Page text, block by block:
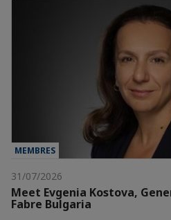
MEMBRES
31/07/2026
Meet Evgenia Kostova,
Fabre Bulgaria